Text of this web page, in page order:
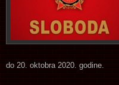
do 20. oktobra 2020. godine.